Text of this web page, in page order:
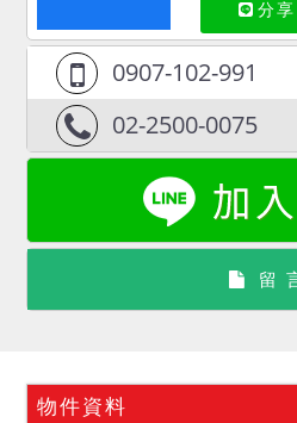
分享
0907-102-991
02-2500-0075
留
物件資料